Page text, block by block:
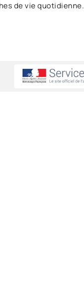
de vie quotidienne.